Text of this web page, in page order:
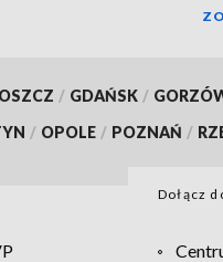
/ GDAŃSK /
/ OPOLE / POZNAŃ /
Dołącz